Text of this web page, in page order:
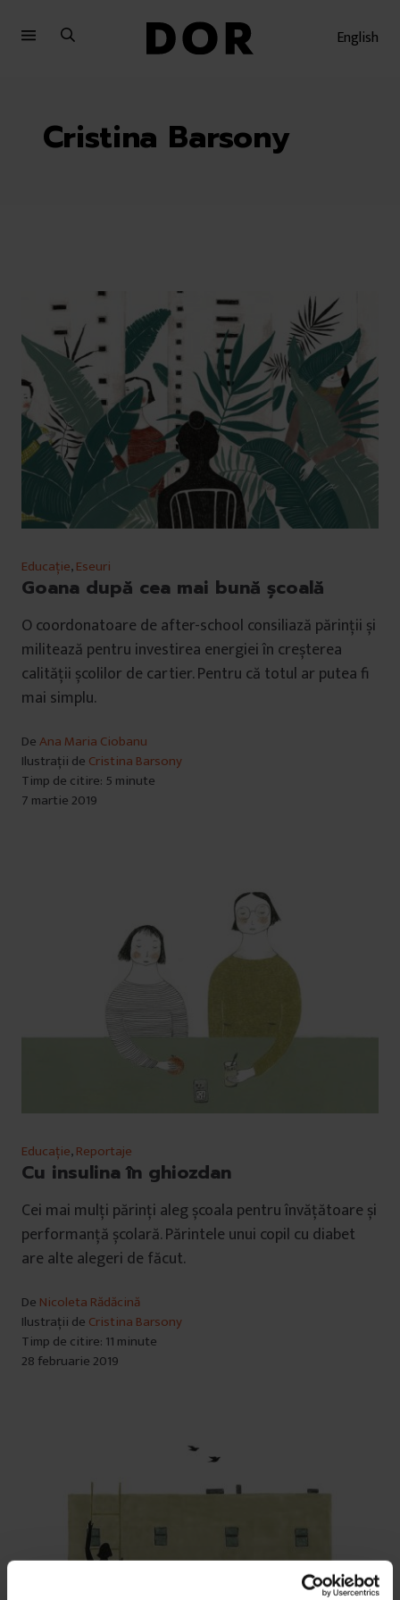
English
Cristina Barsony
Educație,Eseuri
Goana după cea mai bună școală
O coordonatoare de after-school consiliază părinții și
militează pentru investirea energiei în creșterea
calității școlilor de cartier. Pentru că totul ar putea fi
mai simplu.
DeAna Maria Ciobanu
Ilustrații de Cristina Barsony
Timp de citire: 5 minute
7 martie 2019
Educație,Reportaje
Cu insulina în ghiozdan
Cei mai mulți părinți aleg școala pentru învățătoare și
performanță școlară. Părintele unui copil cu diabet
are alte alegeri de făcut.
De Nicoleta Rădăcină
Ilustrații de Cristina Barsony
Timp de citire: 11 minute
28 februarie 2019